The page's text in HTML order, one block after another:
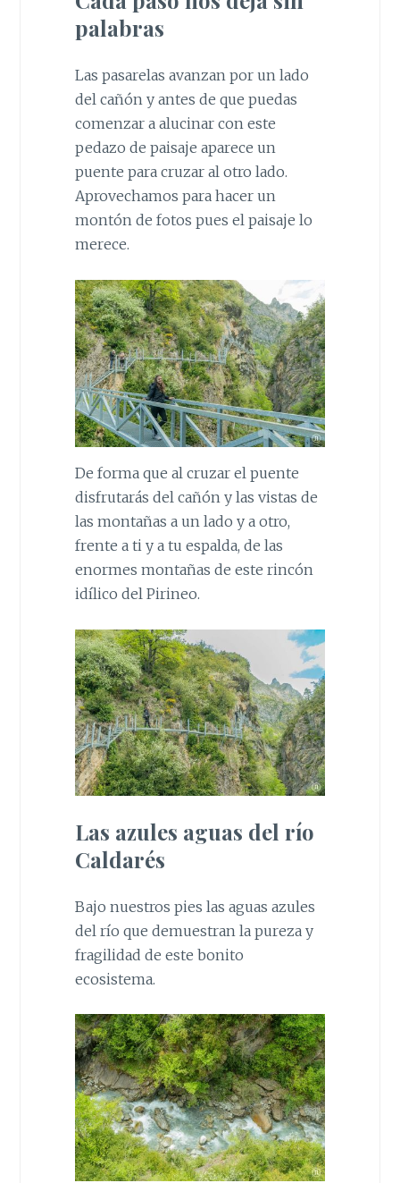
palabras
Las pasarelas avanzan por un lado
del cañón y antes de que puedas
comenzar a alucinar con este
pedazo de paisaje aparece un
puente para cruzar al otro lado.
Aprovechamos para hacer un
montón de fotos pues el paisaje lo
merece.
De forma que al cruzar el puente
disfrutarás del cañón y las vistas de
las montañas a un lado y a otro,
frente a ti y a tu espalda, de las
enormes montañas de este rincón
idílico del Pirineo.
Las azules aguas del río
Caldarés
Bajo nuestros pies las aguas azules
del río que demuestran la pureza y
fragilidad de este bonito
ecosistema.